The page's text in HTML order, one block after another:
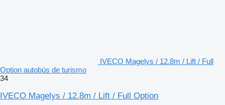
IVECO Magelys / 12.8m / Lift / Full
Option autobús de turismo
34
IVECO Magelys / 12.8m / Lift / Full Option